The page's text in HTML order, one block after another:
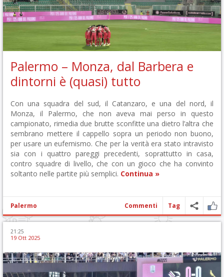
Palermo – Monza, dal Barbera e
dintorni è (quasi) tutto
Con una squadra del sud, il Catanzaro, e una del nord, il
Monza, il Palermo, che non aveva mai perso in questo
campionato, rimedia due brutte sconfitte una dietro l’altra che
sembrano mettere il cappello sopra un periodo non buono,
per usare un eufemismo. Che per la verità era stato intravisto
sia con i quattro pareggi precedenti, soprattutto in casa,
contro squadre di livello, che con un gioco che ha convinto
soltanto nelle partite più semplici. Continua »
Palermo Commenti Tag
21:25
19 Ott 2025